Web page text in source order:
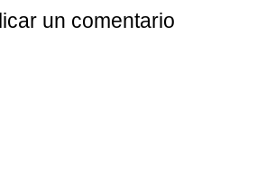
un comentario